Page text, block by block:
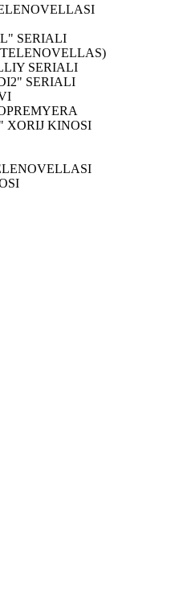
SERIALI
SERIALI
SERIALI
XORIJ KINOSI